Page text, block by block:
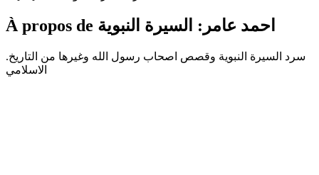
À propos de احمد عامر: السيرة النبوية
.سرد السيرة النبوية وقصص اصحاب رسول الله وغيرها من التاريخ
الاسلامي